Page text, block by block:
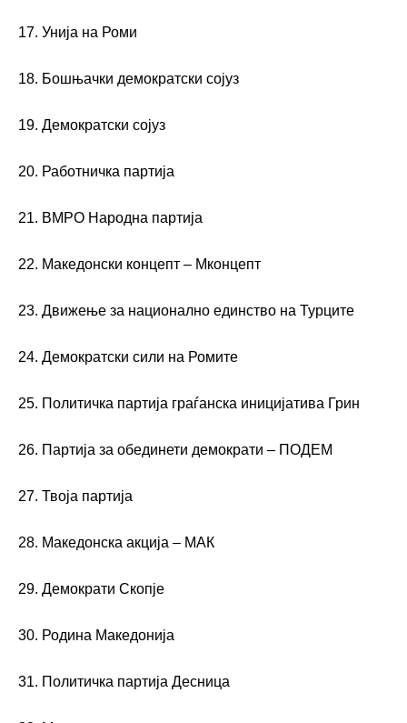
17. Унија на Роми
18. Бошњачки демократски сојуз
19. Демократски сојуз
20. Работничка партија
21. ВМРО Народна партија
22. Македонски концепт – Мконцепт
23. Движење за национално единство на Турците
24. Демократски сили на Ромите
25. Политичка партија граѓанска иницијатива Грин
26. Партија за обединети демократи – ПОДЕМ
27. Твоја партија
28. Македонска акција – МАК
29. Демократи Скопје
30. Родина Македонија
31. Политичка партија Десница